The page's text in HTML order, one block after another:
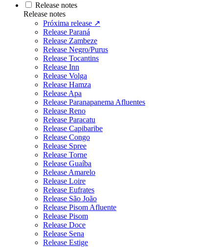
Release notes
Release notes
Próxima release ↗
Release Paraná
Release Zambeze
Release Negro/Purus
Release Tocantins
Release Inn
Release Volga
Release Hamza
Release Apa
Release Paranapanema Afluentes
Release Reno
Release Paracatu
Release Capibaribe
Release Congo
Release Spree
Release Torne
Release Guaíba
Release Amarelo
Release Loire
Release Eufrates
Release São João
Release Pisom Afluente
Release Pisom
Release Doce
Release Sena
Release Estige